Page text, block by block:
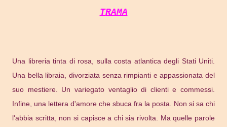
TRAMA
Una libreria tinta di rosa, sulla costa atlantica degli Stati Uniti.
Una bella libraia, divorziata senza rimpianti e appassionata del
suo mestiere. Un variegato ventaglio di clienti e commessi.
Infine, una lettera d'amore che sbuca fra la posta. Non si sa chi
l'abbia scritta, non si capisce a chi sia rivolta. Ma quelle parole